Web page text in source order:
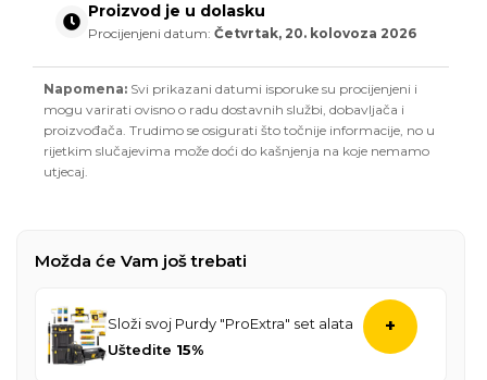
Proizvod je u dolasku
Procijenjeni datum: Četvrtak, 20. kolovoza 2026
Napomena: Svi prikazani datumi isporuke su procijenjeni i
mogu varirati ovisno o radu dostavnih službi, dobavljača i
proizvođača. Trudimo se osigurati što točnije informacije, no u
rijetkim slučajevima može doći do kašnjenja na koje nemamo
utjecaj.
Možda će Vam još trebati
Složi svoj Purdy "ProExtra" set alata
Uštedite 15%
+